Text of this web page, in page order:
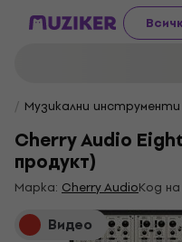
Музикални инструменти
Cherry Audio
продукт)
Марка: Cherry AudioКод
Видео